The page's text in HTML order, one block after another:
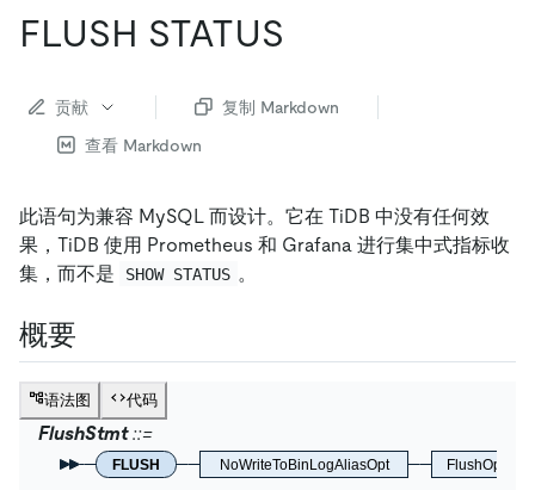
FLUSH STATUS
贡献
复制 Markdown
查看 Markdown
此语句为兼容 MySQL 而设计。它在 TiDB 中没有任何效
果，TiDB 使用 Prometheus 和 Grafana 进行集中式指标收
集，而不是
SHOW STATUS 。
概要
语法图 代码
FlushStmt
FLUSH NoWriteToBinLogAliasOpt FlushOption